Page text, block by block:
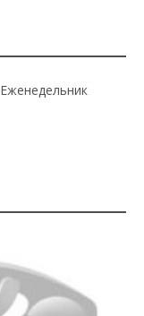
Еженедельник